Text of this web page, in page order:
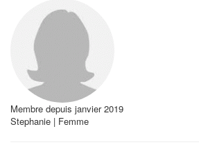
Membre depuis janvier 2019
Stephanie | Femme